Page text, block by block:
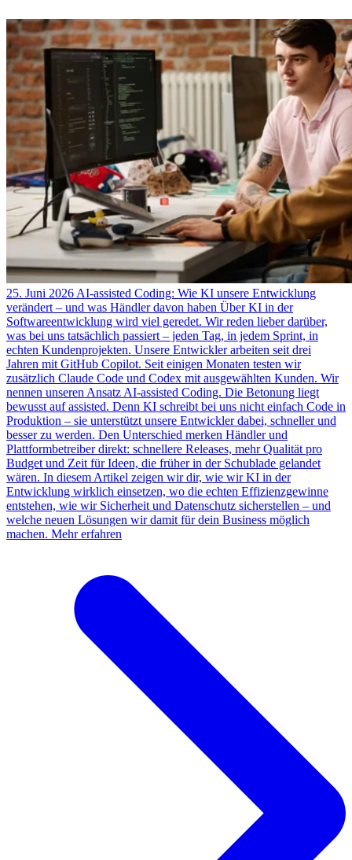
25. Juni 2026 AI-assisted Coding: Wie KI unsere Entwicklung
verändert – und was Händler davon haben Über KI in der
Softwareentwicklung wird viel geredet. Wir reden lieber darüber,
was bei uns tatsächlich passiert – jeden Tag, in jedem Sprint, in
echten Kundenprojekten. Unsere Entwickler arbeiten seit drei
Jahren mit GitHub Copilot. Seit einigen Monaten testen wir
zusätzlich Claude Code und Codex mit ausgewählten Kunden. Wir
nennen unseren Ansatz AI-assisted Coding. Die Betonung liegt
bewusst auf assisted. Denn KI schreibt bei uns nicht einfach Code in
Produktion – sie unterstützt unsere Entwickler dabei, schneller und
besser zu werden. Den Unterschied merken Händler und
Plattformbetreiber direkt: schnellere Releases, mehr Qualität pro
Budget und Zeit für Ideen, die früher in der Schublade gelandet
wären. In diesem Artikel zeigen wir dir, wie wir KI in der
Entwicklung wirklich einsetzen, wo die echten Effizienzgewinne
entstehen, wie wir Sicherheit und Datenschutz sicherstellen – und
welche neuen Lösungen wir damit für dein Business möglich
machen. Mehr erfahren